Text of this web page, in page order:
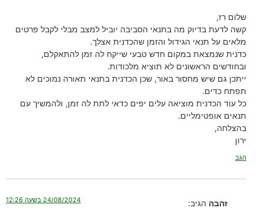
שלום רז,
קשה לדעת בדיוק מה בתנאי הסביבה יוביל למצב מבלי לקבל פרטים
מלאים על תנאי הגידול והזמן שהכדנית אצלך.
כדנית שנמצאת במקום חדש טבעי שייקח לה זמן להתאקלם,
ובחודשים הראשונים לא תוציא מלכודות.
ייתכן גם שיש מחסור באור, שכן הכדנית בתנאי תאורה נמוכים לא
תפתח כדים.
כל עוד הכדנית מוציאה עלים יפים כדאי לתת לה זמן, ולהמשיך עם
תנאים אופטימליים.
בהצלחה,
ירון
הגב
זהבה הגיב: 24/08/2024 בשעה 12:26